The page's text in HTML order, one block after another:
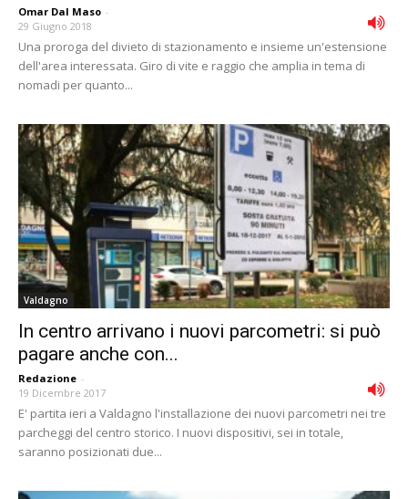
Omar Dal Maso -
29 Giugno 2018
Una proroga del divieto di stazionamento e insieme un'estensione
dell'area interessata. Giro di vite e raggio che amplia in tema di
nomadi per quanto...
Valdagno
In centro arrivano i nuovi parcometri: si può
pagare anche con...
Redazione -
19 Dicembre 2017
E' partita ieri a Valdagno l'installazione dei nuovi parcometri nei tre
parcheggi del centro storico. I nuovi dispositivi, sei in totale,
saranno posizionati due...